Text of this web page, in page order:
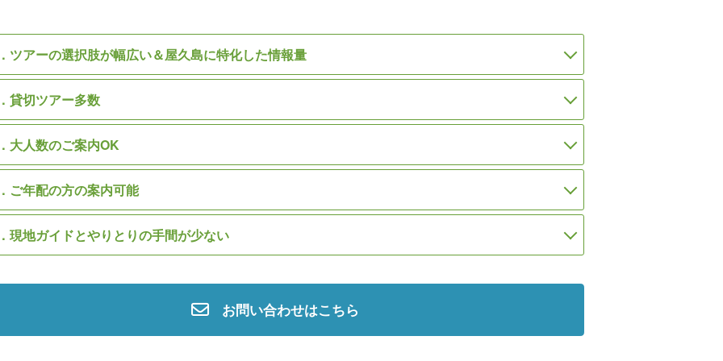
ツアーの選択肢が幅広い＆屋久島に特化した情報量
貸切ツアー多数
大人数のご案内OK
ご年配の方の案内可能
現地ガイドとやりとりの手間が少ない
お問い合わせはこちら